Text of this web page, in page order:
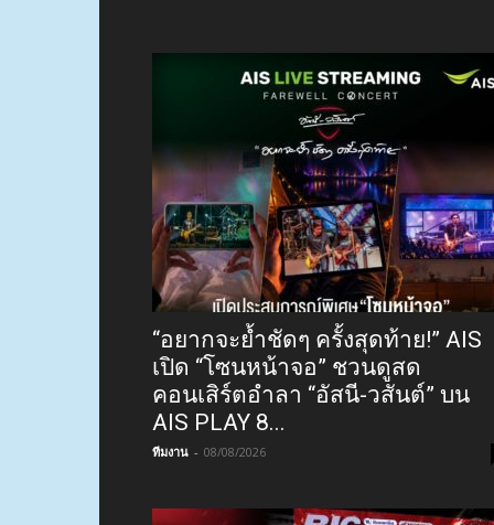
“อยากจะย้ำชัดๆ ครั้งสุดท้าย!” AIS
เปิด “โซนหน้าจอ” ชวนดูสด
คอนเสิร์ตอำลา “อัสนี-วสันต์” บน
AIS PLAY 8...
ทีมงาน - 08/08/2026